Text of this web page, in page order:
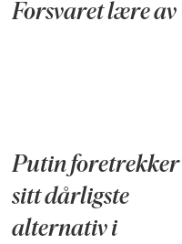
Forsvaret lære av
Putin foretrekker
sitt dårligste
alternativ i